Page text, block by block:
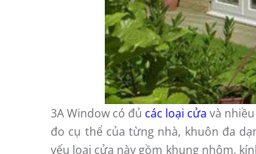
3A Window có đủ các loại cửa và
đo cụ thể của từng nhà, khuôn đa
yếu loại cửa này gồm khung nhôm,